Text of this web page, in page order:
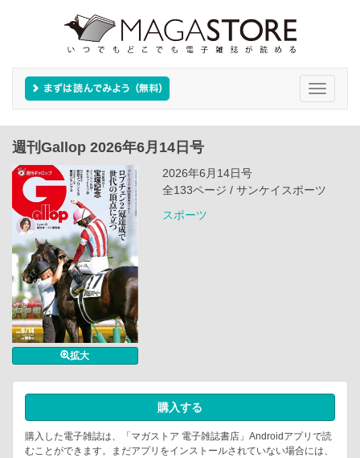
Toggle
週刊Gallop 2026年6月14日号
拡大
2026年6月14日号
全133ページ / サンケイスポーツ
スポーツ
購入する
購入した電子雑誌は、「マガストア 電子雑誌書店」Androidアプリで読
むことができます。まだアプリをインストールされていない場合には、